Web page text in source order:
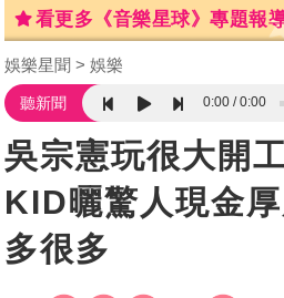
看更多《音樂星球》專題報
娛樂星聞 娛樂
聽新聞 0:00 0:00
吳宗憲玩很大開
KID曬驚人現金
多很多